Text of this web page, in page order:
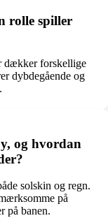
rolle spiller
dækker forskellige
dybdegående og
og hvordan
solskin og regn.
på
på banen.